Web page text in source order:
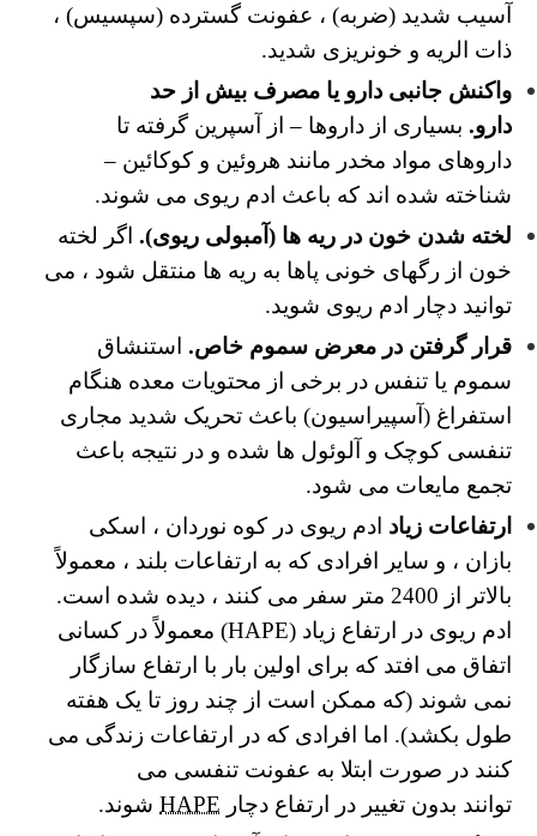
آسیب شدید (ضربه) ، عفونت گسترده (سپسیس) ،
ذات الریه و خونریزی شدید.
واکنش جانبی دارو یا مصرف بیش از حد
دارو. بسیاری از داروها – از آسپرین گرفته تا
داروهای مواد مخدر مانند هروئین و کوکائین –
شناخته شده اند که باعث ادم ریوی می شوند.
لخته شدن خون در ریه ها (آمبولی ریوی). اگر لخته
خون از رگهای خونی پاها به ریه ها منتقل شود ، می
توانید دچار ادم ریوی شوید.
قرار گرفتن در معرض سموم خاص. استنشاق
سموم یا تنفس در برخی از محتویات معده هنگام
استفراغ (آسپیراسیون) باعث تحریک شدید مجاری
تنفسی کوچک و آلوئول ها شده و در نتیجه باعث
تجمع مایعات می شود.
ارتفاعات زیاد ادم ریوی در کوه نوردان ، اسکی
بازان ، و سایر افرادی که به ارتفاعات بلند ، معمولاً
بالاتر از 2400 متر سفر می کنند ، دیده شده است.
ادم ریوی در ارتفاع زیاد (HAPE) معمولاً در کسانی
اتفاق می افتد که برای اولین بار با ارتفاع سازگار
نمی شوند (که ممکن است از چند روز تا یک هفته
طول بکشد). اما افرادی که در ارتفاعات زندگی می
کنند در صورت ابتلا به عفونت تنفسی می
توانند بدون تغییر در ارتفاع دچار HAPE شوند.